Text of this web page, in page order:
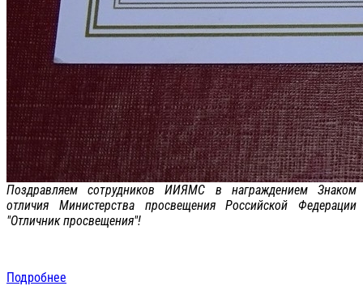
Поздравляем сотрудников ИИЯМС в награждением Знаком
отличия Министерства просвещения Российской Федерации
"Отличник просвещения"!
Подробнее